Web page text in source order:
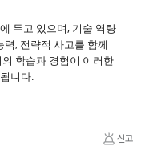
두고 있으며, 기술 역량
, 전략적 사고를 함께
학습과 경험이 이러한
니다.
신고